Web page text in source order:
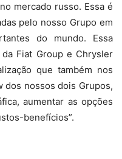
mercado russo. Essa é
pelo nosso Grupo em
do mundo. Essa
Fiat Group e Chrysler
que também nos
nossos dois Grupos,
aumentar as opções
benefícios”.